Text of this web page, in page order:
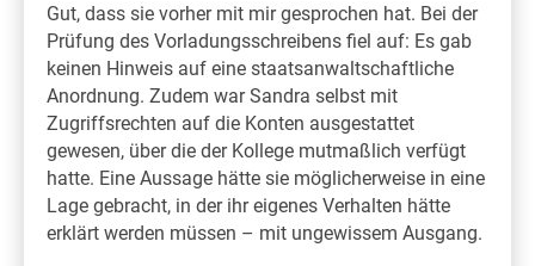
Gut, dass sie vorher mit mir gesprochen hat. Bei der
Prüfung des Vorladungsschreibens fiel auf: Es gab
keinen Hinweis auf eine staatsanwaltschaftliche
Anordnung. Zudem war Sandra selbst mit
Zugriffsrechten auf die Konten ausgestattet
gewesen, über die der Kollege mutmaßlich verfügt
hatte. Eine Aussage hätte sie möglicherweise in eine
Lage gebracht, in der ihr eigenes Verhalten hätte
erklärt werden müssen – mit ungewissem Ausgang.